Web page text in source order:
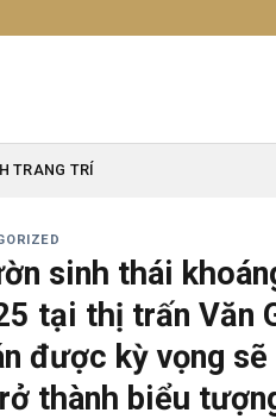
TRANG TRÍ
sinh thái
tại thị trấn Văn
được kỳ vọng
thành biểu